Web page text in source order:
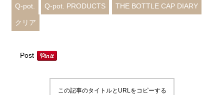
Q-pot. Q-pot. PRODUCTS THE BOTTLE CAP DIARY
クリア
Post
この記事のタイトルとURLをコピーする